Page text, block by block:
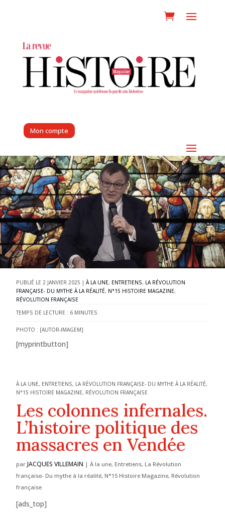
Mon compte
2 JANVIER 2025 |À LA UNE, ENTRETIENS, LA RÉVOLUTION
FRANÇAISE- DU MYTHE À LA RÉALITÉ, N°15 HISTOIRE MAGAZINE,
RÉVOLUTION FRANÇAISE
TEMPS DE LECTURE : 6 MINUTES
PHOTO : [AUTOR-IMAGEM]
[myprintbutton]
À LA UNE, ENTRETIENS, LA RÉVOLUTION FRANÇAISE- DU MYTHE À LA RÉALITÉ,
N°15 HISTOIRE MAGAZINE, RÉVOLUTION FRANÇAISE
Les colonnes infernales.
L’histoire politique des
massacres en Vendée
parJACQUES VILLEMAIN |À la une, Entretiens, La Révolution
française- Du mythe à la réalité, N°15 Histoire Magazine, Révolution
française
[ads_top]